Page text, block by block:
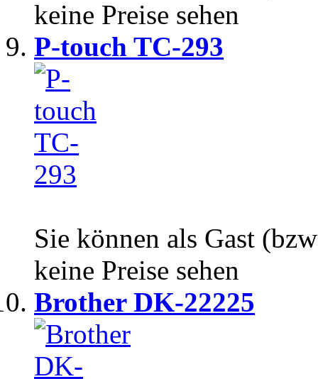
keine Preise sehen
P-touch TC-293
Sie können als Gast
keine Preise sehen
Brother DK-22225